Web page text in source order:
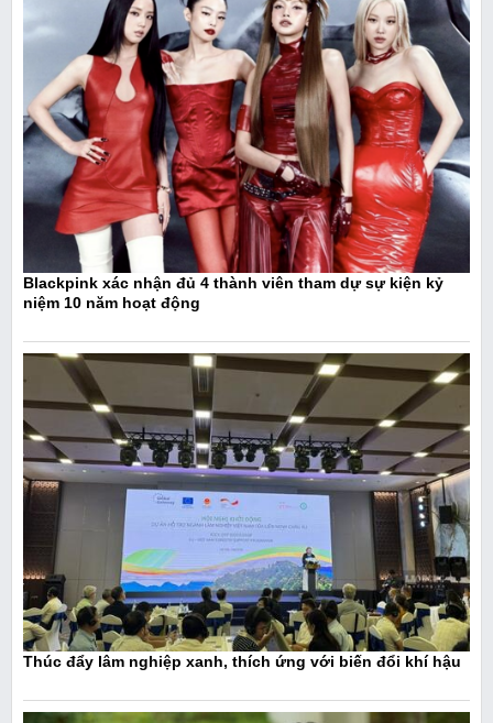
Blackpink xác nhận đủ 4 thành viên tham dự sự kiện kỷ
niệm 10 năm hoạt động
Thúc đẩy lâm nghiệp xanh, thích ứng với biến đổi khí hậu